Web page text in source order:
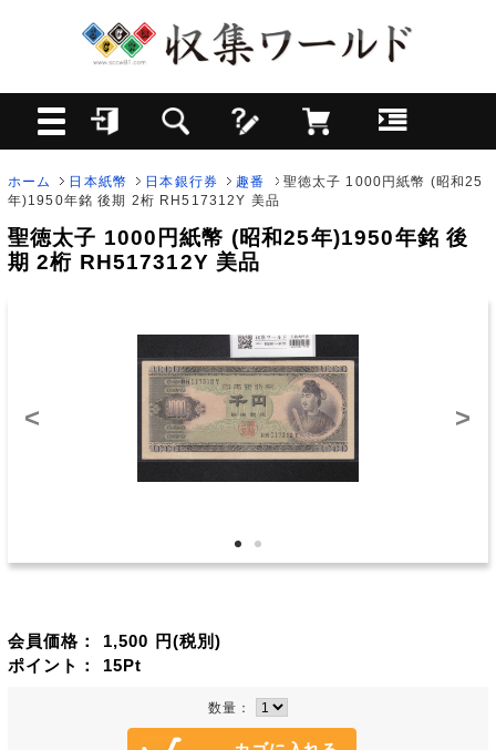
ホーム 日本紙幣 日本銀行券 趣番
聖徳太子 1000円紙幣 (昭和25
年)1950年銘 後期 2桁 RH517312Y 美品
聖徳太子 1000円紙幣 (昭和25年)1950年銘 後
期 2桁 RH517312Y 美品
< >
会員価格： 1,500 円(税別)
ポイント： 15Pt
数量：